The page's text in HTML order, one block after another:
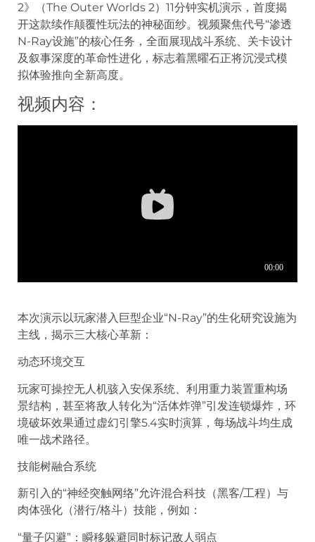
2》（The Outer Worlds 2）11分钟实机演示，首度揭
开这款续作颠覆性玩法的神秘面纱。视频聚焦代号“渗透
N-Ray设施”的核心任务，全面展现战斗系统、关卡设计
及叙事深度的革命性进化，标志着黑曜石正将沉浸式模
拟体验推向全新高度。
视频内容：
本次演示以玩家潜入巨型企业“N-Ray”的生化研究设施为
主线，揭示三大核心革新：
动态环境交互
玩家可操控无人机骇入安保系统、利用重力装置重构场
景结构，甚至将敌人转化为“活体炸弹”引发连锁爆炸，环
境破坏效果通过虚幻引擎5.4实时演算，每场战斗均生成
唯一战术路径。
技能树融合系统
新引入的“神经突触网络”允许混合科技（黑客/工程）与
肉体强化（潜行/格斗）技能，例如：
“量子闪避”：瞬移躲避同时标记敌人弱点